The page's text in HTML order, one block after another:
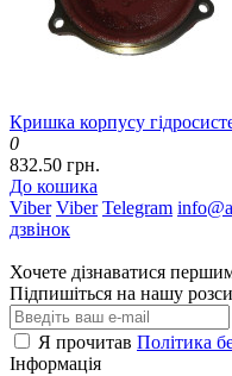
Кришка корпусу
0
832.50 грн.
До кошика
Viber Viber Telegram
дзвінок
Хочете дізнаватися
Підпишіться на нашу
Я прочитав Політика
Інформація